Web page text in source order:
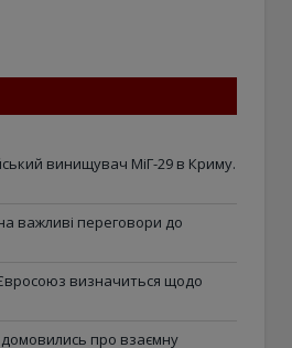
винищувач МіГ-29 в Криму.
важливі переговори до
визначиться щодо
домовились про взаємну